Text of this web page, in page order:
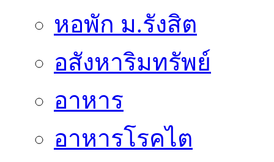
หอพัก ม.รังสิต
อสังหาริมทรัพย์
อาหาร
อาหารโรคไต